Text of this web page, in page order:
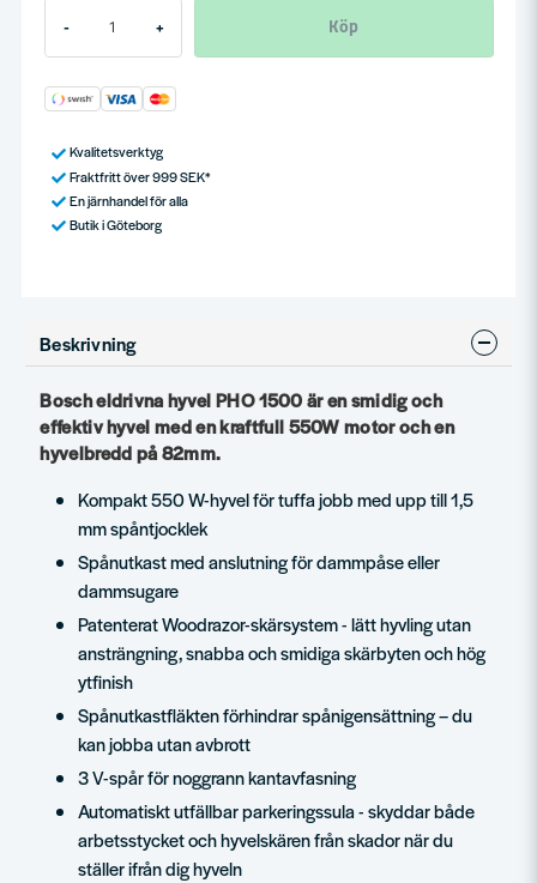
- + Köp
Kvalitetsverktyg
Fraktfritt över 999 SEK*
En järnhandel för alla
Butik i Göteborg
Beskrivning
Bosch eldrivna hyvel PHO 1500 är en smidig och
effektiv hyvel med en kraftfull 550W motor och en
hyvelbredd på 82mm.
Kompakt 550 W-hyvel för tuffa jobb med upp till 1,5
mm spåntjocklek
Spånutkast med anslutning för dammpåse eller
dammsugare
Patenterat Woodrazor-skärsystem - lätt hyvling utan
ansträngning, snabba och smidiga skärbyten och hög
ytfinish
Spånutkastfläkten förhindrar spånigensättning – du
kan jobba utan avbrott
3 V-spår för noggrann kantavfasning
Automatiskt utfällbar parkeringssula - skyddar både
arbetsstycket och hyvelskären från skador när du
ställer ifrån dig hyveln